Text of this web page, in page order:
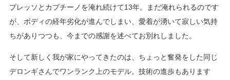
プレッソとカプチーノを淹れ続けて13年。まだ淹れられるのです
が、ボディの経年劣化が進んでしまい、愛着が湧いて寂しい気持
ちがありつつも、今までの感謝を述べてお別れしました。
そして新しく我が家にやってきたのは、ちょっと奮発をした同じ
デロンギさんでワンランク上のモデル。技術の進歩もあります